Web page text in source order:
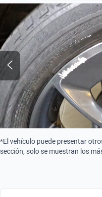
Gasolina
Combustible
Combustión
Tipo de motor
*El vehículo puede presentar
sección, solo se muestran los